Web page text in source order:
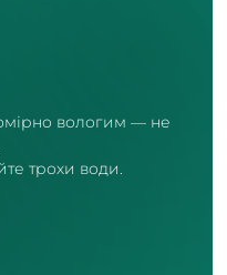
вологим — не
трохи води.